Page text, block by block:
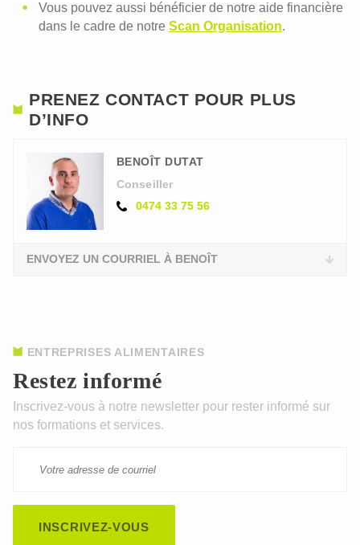
Vous pouvez aussi bénéficier de notre aide financière
dans le cadre de notre Scan Organisation.
PRENEZ CONTACT POUR PLUS
D’INFO
BENOÎT DUTAT
Conseiller
0474 33 75 56
ENVOYEZ UN COURRIEL À BENOÎT
Restez informé
ENTREPRISES ALIMENTAIRES
Inscrivez-vous à notre newsletter pour rester informé sur
nos formations et services.